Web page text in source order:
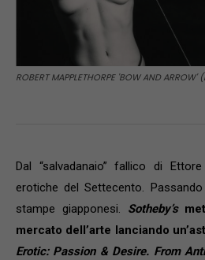
ROBERT MAPPLETHORPE 'BOW AND
Dal “salvadanaio” fallico di
erotiche del Settecento.
stampe giapponesi. Sotheby’s
mercato dell’arte lanciando
Erotic: Passion & Desire. From